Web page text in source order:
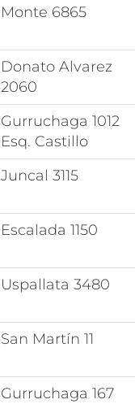
Monte 6865
Donato Alvarez
2060
Gurruchaga 1012
Esq. Castillo
Juncal 3115
Escalada 1150
Uspallata 3480
San Martín 11
Gurruchaga 167